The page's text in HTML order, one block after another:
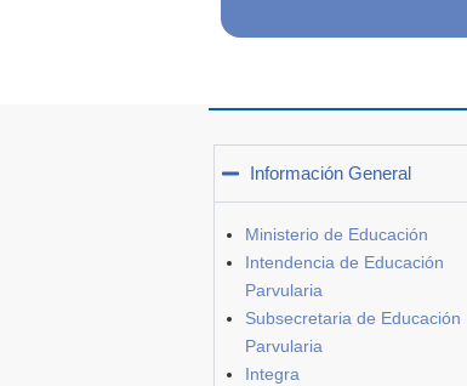
Información General
Ministerio de Educación
Intendencia de Educación
Parvularia
Subsecretaria de Educación
Parvularia
Integra